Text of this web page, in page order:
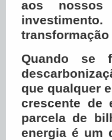
aos
Quando se
que qualquer
crescente de
parcela de
energia é um